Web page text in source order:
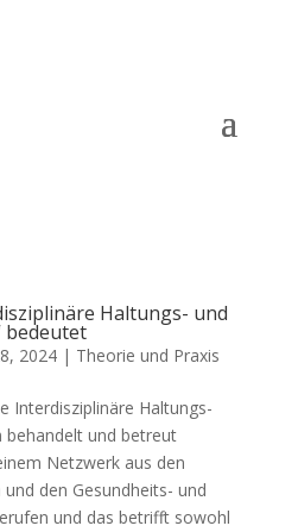
Haltungs- und
bedeutet
2024| Theorie und Praxis
Interdisziplinäre Haltungs-
behandelt und betreut
Netzwerk aus den
den Gesundheits- und
und das betrifft sowohl